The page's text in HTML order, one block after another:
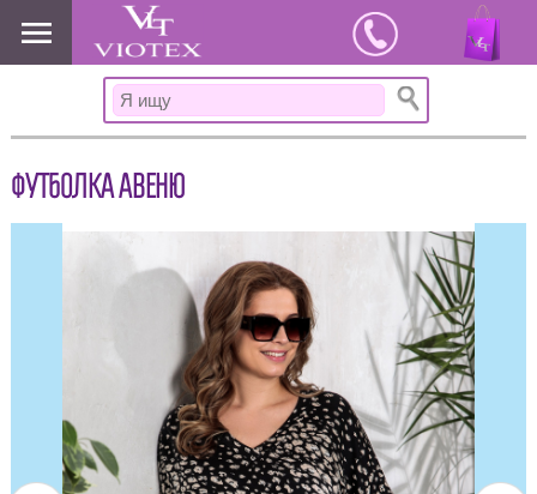
www.viotex37.ru
ФУТБОЛКА АВЕНЮ